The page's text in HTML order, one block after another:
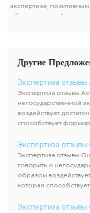
экспертизе, позитивным
образом воздействует
уровня цен.
Другие
Экспертиза отзывы
Экспертиза отзывы
негосударственной
воздействует
способствует
Экспертиза
Экспертиза отзывы
говорить о
образом
которая
Экспертиза